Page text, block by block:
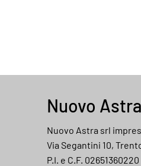
Nuovo Astra
Nuovo Astra srl
Via Segantini 10,
P.I. e C.F. 02651360220